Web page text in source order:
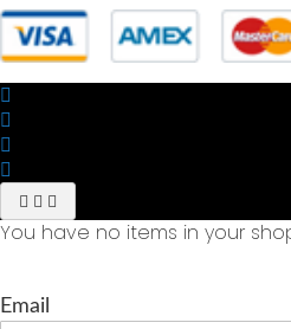
You have no items in your
Email